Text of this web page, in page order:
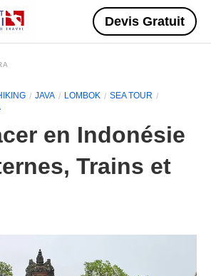
Devis Gratuit
JAVA LOMBOK
SEA TOUR
en Indonésie
Trains et